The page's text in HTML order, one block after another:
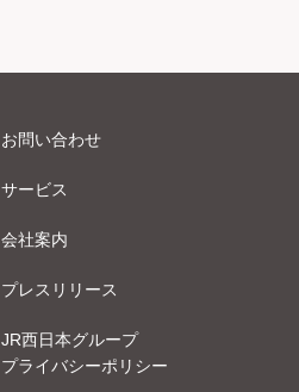
お問い合わせ
サービス
会社案内
プレスリリース
JR西日本グループ
プライバシーポリシー